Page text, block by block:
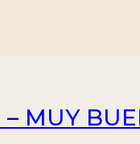
MUY